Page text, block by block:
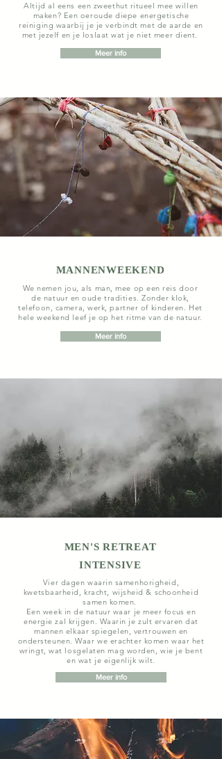
Altijd al eens een zweethut ritueel mee willen
maken? Een oeroude diepe energetische
reiniging waarbij je je verbindt met de aarde en
met jezelf en je loslaat wat je niet meer dient.
Meer info
MANNENWEEKEND
We nemen jou, als man, mee op een reis door
de natuur en oude tradities. Zonder klok,
telefoon, camera, werk, partner of kinderen. Het
hele weekend leef je op het ritme van de natuur.
Meer info
MEN'S RETREAT
INTENSIVE
Vier dagen waarin samenhorigheid,
kwetsbaarheid, kracht, wijsheid & schoonheid
samen komen.
Een week in de natuur waar je meer focus en
energie zal krijgen. Waarin je zult ervaren dat
mannen elkaar spiegelen, vertrouwen en
ondersteunen. Waar we erachter komen waar het
wringt, wat losgelaten mag worden, wie je bent
en wat je eigenlijk wilt.
Meer info